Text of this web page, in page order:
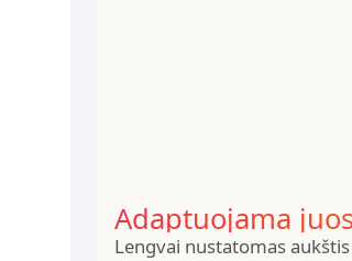
Adaptuojama
Lengvai nustatomas